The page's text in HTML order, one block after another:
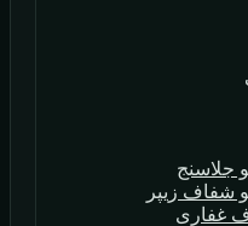
جلاسنج
شفاف زیپر
غفاری